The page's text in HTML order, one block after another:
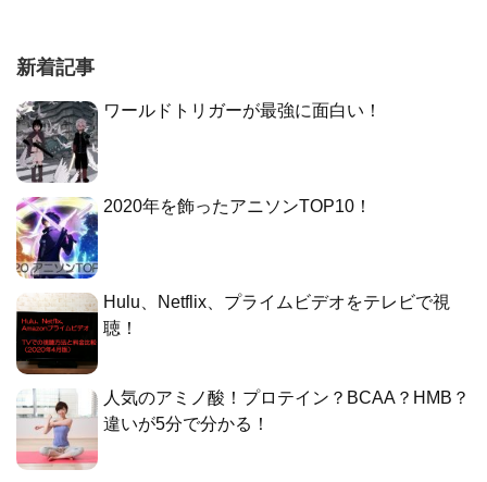
新着記事
ワールドトリガーが最強に面白い！
2020年を飾ったアニソンTOP10！
Hulu、Netflix、プライムビデオをテレビで視
聴！
人気のアミノ酸！プロテイン？BCAA？HMB？
違いが5分で分かる！